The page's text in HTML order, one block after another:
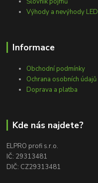
Výhody a nevýhody LED
Informace
Obchodní podmínky
Ochrana osobních údajů
Doprava a platba
Kde nás najdete?
ELPRO profi s.r.o.
IČ: 29313481
DIČ: CZ29313481